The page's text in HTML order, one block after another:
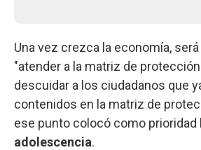
Una vez crezca la economía,
"atender a la matriz de
descuidar a los ciudadanos que
contenidos en la matriz de
ese punto colocó como prioridad
adolescencia.